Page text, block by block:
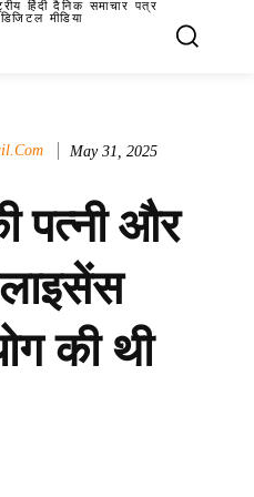
हिंदी दैनिक समाचार पत्र
मीडिया
May 31, 2025
पत्नी और
की थी